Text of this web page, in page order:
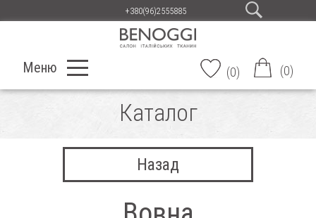
+380(96)2555885
Меню (0) (0)
Каталог
Назад